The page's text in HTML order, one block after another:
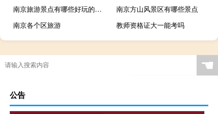
南京旅游景点有哪些好玩的免费
南京方山风景区有哪些景点
南京各个区旅游
教师资格证大一能考吗
☚
公告